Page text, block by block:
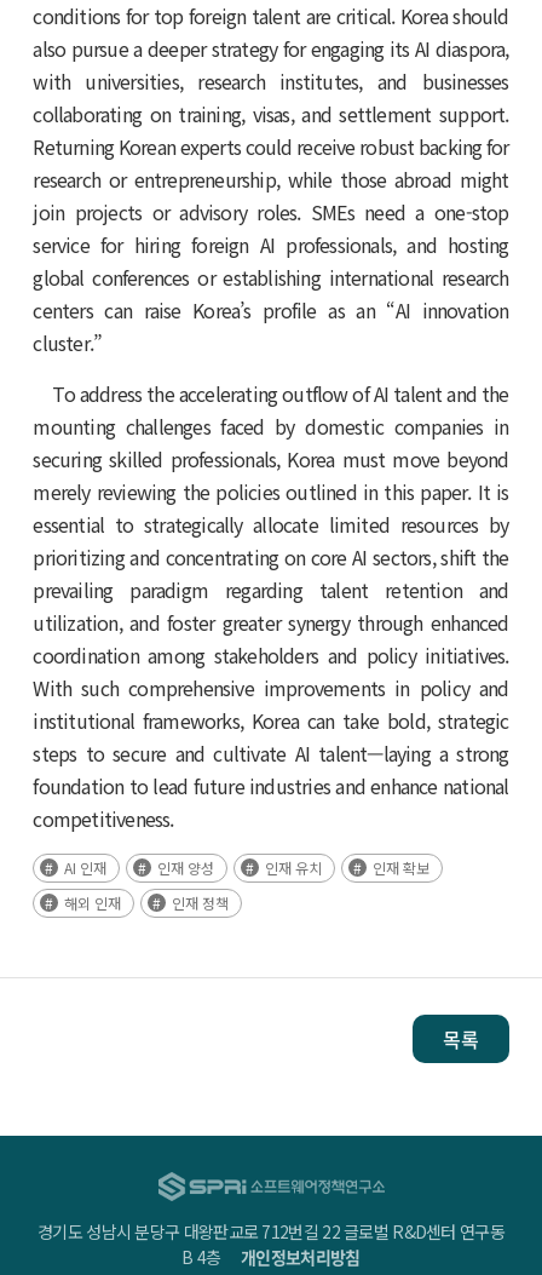
conditions for top foreign talent are critical. Korea should
also pursue a deeper strategy for engaging its AI diaspora,
with universities, research institutes, and businesses
collaborating on training, visas, and settlement support.
Returning Korean experts could receive robust backing for
research or entrepreneurship, while those abroad might
join projects or advisory roles. SMEs need a one-stop
service for hiring foreign AI professionals, and hosting
global conferences or establishing international research
centers can raise Korea’s profile as an “AI innovation
cluster.”
To address the accelerating outflow of AI talent and the
mounting challenges faced by domestic companies in
securing skilled professionals, Korea must move beyond
merely reviewing the policies outlined in this paper. It is
essential to strategically allocate limited resources by
prioritizing and concentrating on core AI sectors, shift the
prevailing paradigm regarding talent retention and
utilization, and foster greater synergy through enhanced
coordination among stakeholders and policy initiatives.
With such comprehensive improvements in policy and
institutional frameworks, Korea can take bold, strategic
steps to secure and cultivate AI talent—laying a strong
foundation to lead future industries and enhance national
competitiveness.
AI 인재 인재 양성 인재 유치
인재 확보
해외 인재
인재 정책
목록
경기도 성남시 분당구 대왕판교로 712번길 22 글로벌 R&D센터 연구동
B 4층개인정보처리방침